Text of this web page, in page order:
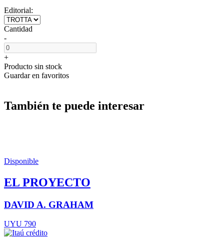
Editorial:
Cantidad
-
+
Producto sin stock
Guardar en favoritos
También te puede interesar
Disponible
EL PROYECTO
DAVID A. GRAHAM
UYU 790